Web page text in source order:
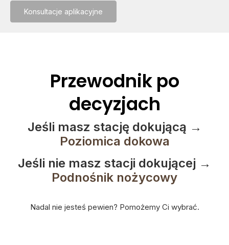
Konsultacje aplikacyjne
Przewodnik po
decyzjach
Jeśli masz stację dokującą →
Poziomica dokowa
Jeśli nie masz stacji dokującej →
Podnośnik nożycowy
Nadal nie jesteś pewien? Pomożemy Ci wybrać.